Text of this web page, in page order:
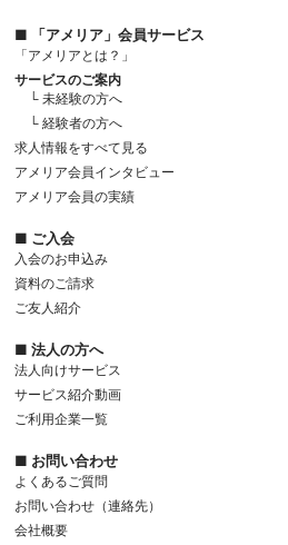
■ 「アメリア」会員サービス
「アメリアとは？」
サービスのご案内
└ 未経験の方へ
└ 経験者の方へ
求人情報をすべて見る
アメリア会員インタビュー
アメリア会員の実績
■ ご入会
入会のお申込み
資料のご請求
ご友人紹介
■ 法人の方へ
法人向けサービス
サービス紹介動画
ご利用企業一覧
■ お問い合わせ
よくあるご質問
お問い合わせ（連絡先）
会社概要